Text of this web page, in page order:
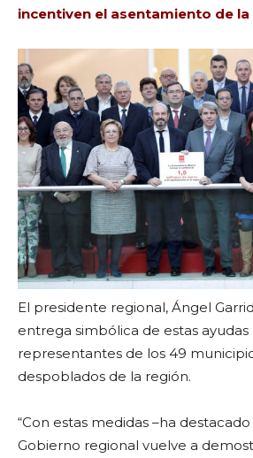
incentiven el asentamiento de
El presidente regional, Ángel
entrega simbólica de estas ayudas
representantes de los 49
despoblados de la región.
“Con estas medidas –ha
Gobierno regional vuelve a